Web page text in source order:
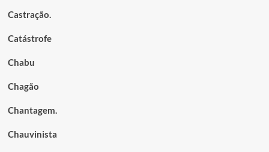
Castração.
Catástrofe
Chabu
Chagão
Chantagem.
Chauvinista